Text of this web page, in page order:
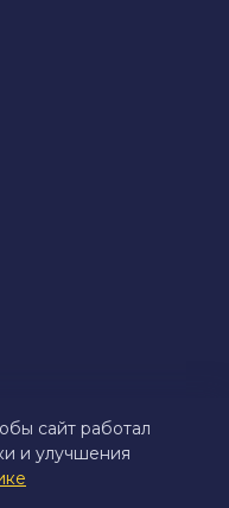
сайт работал
и улучшения